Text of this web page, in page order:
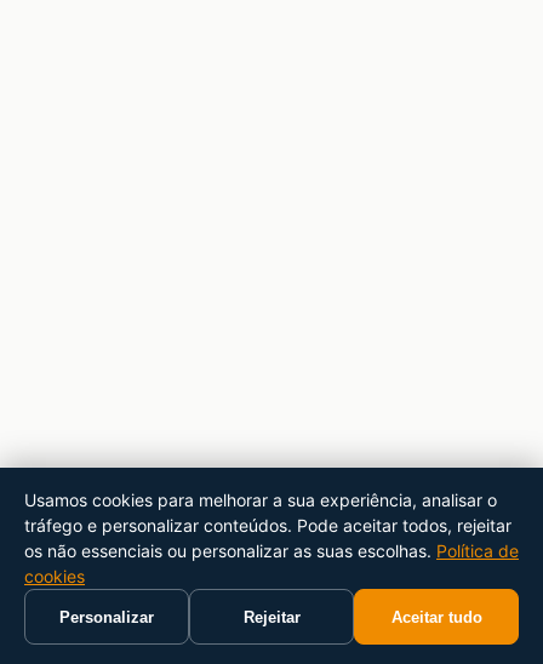
Usamos cookies para melhorar a sua experiência, analisar o
tráfego e personalizar conteúdos. Pode aceitar todos, rejeitar
os não essenciais ou personalizar as suas escolhas. Política de
cookies
Personalizar Rejeitar Aceitar tudo